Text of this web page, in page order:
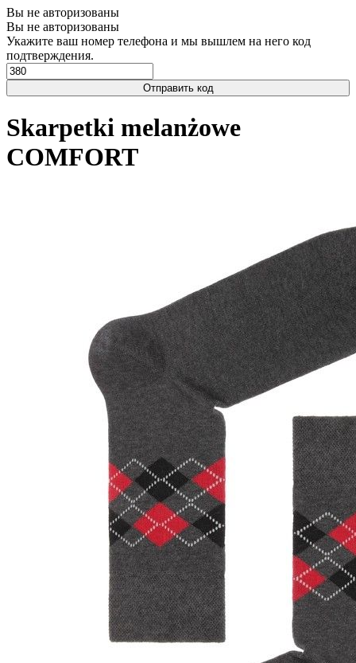
Вы не авторизованы
Вы не авторизованы
Укажите ваш номер телефона и мы вышлем на него код
подтверждения.
Отправить код
Skarpetki melanżowe
COMFORT